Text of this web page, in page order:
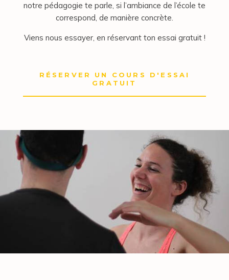
notre pédagogie te parle, si l’ambiance de l’école te
correspond, de manière concrète.
Viens nous essayer, en réservant ton essai gratuit !
RÉSERVER UN COURS D'ESSAI
GRATUIT